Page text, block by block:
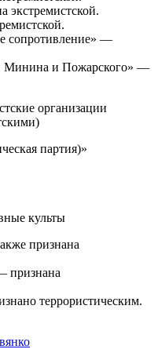
экстремистской.
сопротивление» —
Минина и Пожарского» —
организации
партия)»
культы
признана
признана
террористическим.